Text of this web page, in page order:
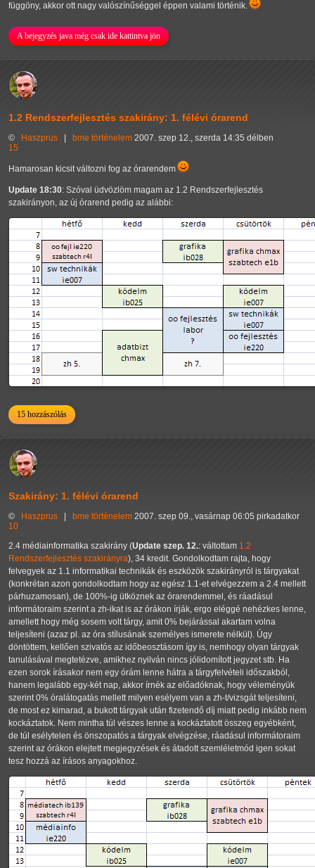
függöny, akkor ott nagy valószínűséggel éppen valami történik.
A bejegyzés java még csak ide kattintva jön
1.2 Rendszerfejlesztés szakirány: 1. félévi órarend
© Haszprus bme történelem 2007. szep 12., szerda 14:35 délben
15
Hamarosan kicsit változni fog az órarendem
Update 18:30: Szóval üdvözlöm magam az 1.2 Rendszerfejlesztés
szakirányon, az új órarend pedig az alábbi:
15 hozzászólás
Szakirány: 1. félévi órarend
© Haszprus bme történelem 2007. szep 09., vasárnap 06:05 pirkadatkor
10
2.4 médiainformatika szakirány (Update szep. 12.: váltottam 1.2
Rendszerfejlesztés szakirányra), 34 kredit. Gondolkodtam rajta, hogy
felvegyek az 1.1 informatikai technikák és eszközök szakirányról is tárgyakat
(konkrétan azon gondolkodtam hogy az egész 1.1-et elvégezzem a 2.4 mellett
párhuzamosan), de 100%-ig ütköznek az órarendemmel, és ráadásul
informátoraim szerint a zh-ikat is az órákon írják, ergo eléggé nehézkes lenne,
amellett hogy még sosem volt tárgy, amit 0% bejárással akartam volna
teljesíteni (azaz pl. az óra stílusának személyes ismerete nélkül). Úgy
döntöttem, kellően szivatós az időbeosztásom így is, nemhogy olyan tárgyak
tanulásával megtetézve, amikhez nyilván nincs jólidomított jegyzet stb. Ha
ezen sorok írásakor nem egy órám lenne hátra a tárgyfelvételi időszakból,
hanem legalább egy-két nap, akkor írnék az előadóknak, hogy véleményük
szerint 0% óralátogatás mellett milyen esélyem van a zh-t/vizsgát teljesíteni,
de most ez kimarad, a bukott tárgyak után fizetendő díj miatt pedig inkább nem
kockáztatok. Nem mintha túl vészes lenne a kockáztatott összeg egyébként,
de túl esélytelen és önszopatós a tárgyak elvégzése, ráadásul informátoraim
szerint az órákon elejtett megjegyzések és átadott szemléletmód igen sokat
tesz hozzá az írásos anyagokhoz.